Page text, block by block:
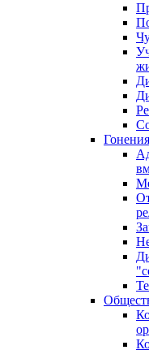
Гонения